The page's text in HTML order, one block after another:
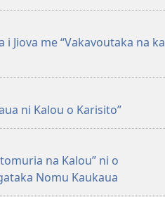
i Jiova me “Vakavoutaka na ka
ni Kalou o Karisito”
na Kalou” ni o
Nomu Kaukaua